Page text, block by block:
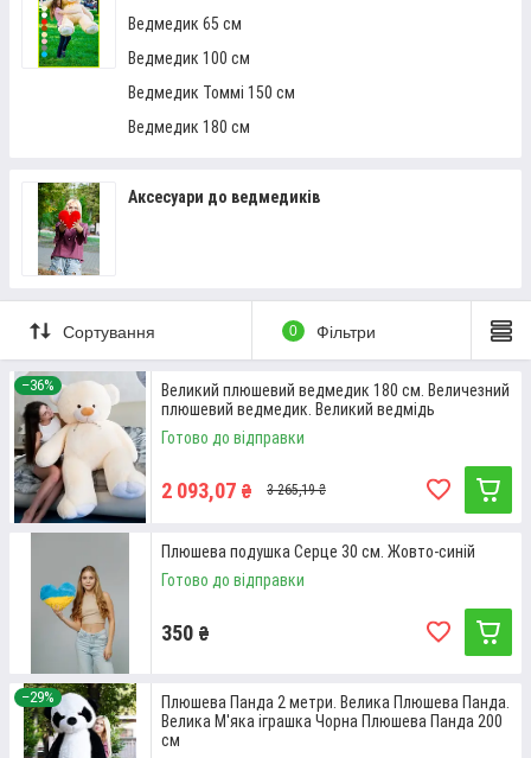
Детальніше
ВЕДМІДЬ ПЛЮШЕВИЙ РАФАЕЛЬ У
СІРОМУ КОЛЬОРІ (1,6 М)
Неймовірно приємний на дотик плюшевий ведмідь, який
виготовлений із якісних матеріалів. Стане ідеальним
подарунком як для дівчини, так і для подруги або сестри.
Розмір - 160 см.
Детальніше
Ведмедик 65 см
Ведмедик 100 см
Ведмедик Томмі 150 см
Ведмедик 180 см
Аксесуари до ведмедиків
Сортування 0 Фільтри
–36%
Великий плюшевий ведмедик 180 см. Величезний
плюшевий ведмедик. Великий ведмідь
Готово до відправки
2 093,07 ₴ 3 265,19 ₴
Плюшева подушка Серце 30 см. Жовто-синій
Готово до відправки
350 ₴
–29%
Плюшева Панда 2 метри. Велика Плюшева Панда.
Велика М'яка іграшка Чорна Плюшева Панда 200
см